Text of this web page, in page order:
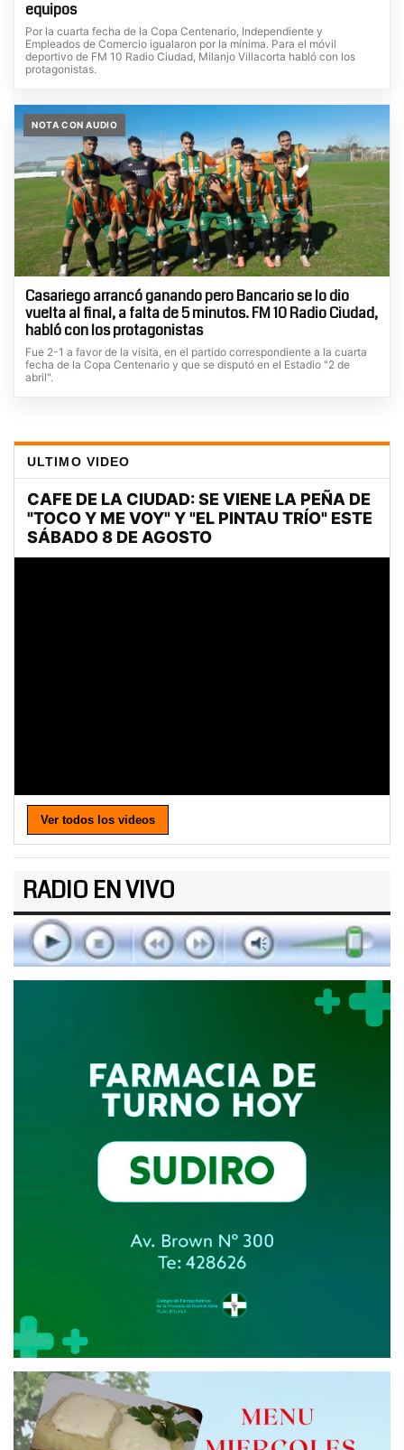
equipos
Por la cuarta fecha de la Copa Centenario, Independiente y
Empleados de Comercio igualaron por la mínima. Para el móvil
deportivo de FM 10 Radio Ciudad, Milanjo Villacorta habló con los
protagonistas.
NOTA CON AUDIO
Casariego arrancó ganando pero Bancario se lo dio
vuelta al final, a falta de 5 minutos. FM 10 Radio Ciudad,
habló con los protagonistas
Fue 2-1 a favor de la visita, en el partido correspondiente a la cuarta
fecha de la Copa Centenario y que se disputó en el Estadio "2 de
abril".
ULTIMO VIDEO
Ver todos los videos
RADIO EN VIVO